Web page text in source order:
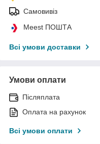
Самовивіз
Meest ПОШТА
Всі умови доставки
Умови оплати
Післяплата
Оплата на рахунок
Всі умови оплати